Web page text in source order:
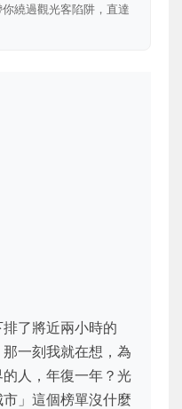
繞過觀光客陷阱，直達
了將近兩小時的
一刻我就在想，為
人，年復一年？光
」這個榜單沒什麼